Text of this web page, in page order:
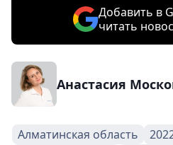
Добавить в
читать
Анастасия
Алматинская область